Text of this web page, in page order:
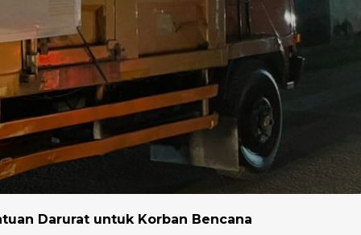
Rumah Kaca (GRK)
Limbah
Pengurangan Bahan
Ekstraksi
Program
Rumen Bypass Fats
Surfaktan
Trigliserida Rantai Menengah
Vitamin E
Darurat untuk Korban Bencana